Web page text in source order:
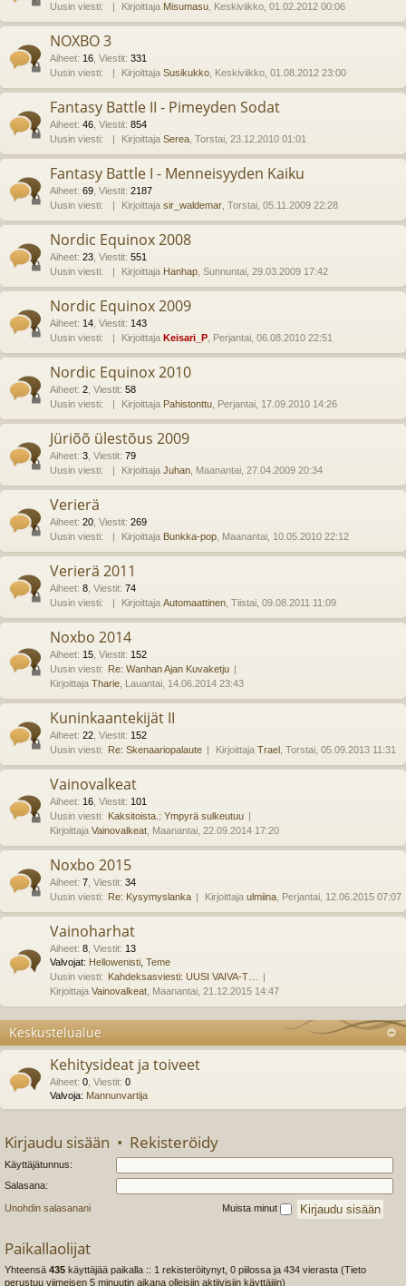
Uusin viesti:
Kirjoittaja Misumasu , Keskiviikko, 01.02.2012 00:06
NOXBO 3
Aiheet: 16 Viestit: 331
Uusin viesti:
Kirjoittaja Susikukko , Keskiviikko, 01.08.2012 23:00
Fantasy Battle II - Pimeyden Sodat
Aiheet: 46 Viestit: 854
Uusin viesti:
Kirjoittaja Serea , Torstai, 23.12.2010 01:01
Fantasy Battle I - Menneisyyden Kaiku
Aiheet: 69 Viestit: 2187
Uusin viesti:
Kirjoittaja sir_waldemar , Torstai, 05.11.2009 22:28
Nordic Equinox 2008
Aiheet: 23 Viestit: 551
Uusin viesti:
Kirjoittaja Hanhap , Sunnuntai, 29.03.2009 17:42
Nordic Equinox 2009
Aiheet: 14 Viestit: 143
Uusin viesti:
Kirjoittaja Keisari_P , Perjantai, 06.08.2010 22:51
Nordic Equinox 2010
Aiheet: 2 Viestit: 58
Uusin viesti:
Kirjoittaja Pahistonttu , Perjantai, 17.09.2010 14:26
Jüriõõ ülestõus 2009
Aiheet: 3 Viestit: 79
Uusin viesti:
Kirjoittaja Juhan , Maanantai, 27.04.2009 20:34
Verierä
Aiheet: 20 Viestit: 269
Uusin viesti:
Kirjoittaja Bunkka-pop , Maanantai, 10.05.2010 22:12
Verierä 2011
Aiheet: 8 Viestit: 74
Uusin viesti:
Kirjoittaja Automaattinen , Tiistai, 09.08.2011 11:09
Noxbo 2014
Aiheet: 15 Viestit: 152
Uusin viesti: Re: Wanhan Ajan Kuvaketju
Kirjoittaja Tharie , Lauantai, 14.06.2014 23:43
Kuninkaantekijät II
Aiheet: 22 Viestit: 152
Uusin viesti: Re: Skenaariopalaute Kirjoittaja Trael , Torstai, 05.09.2013 11:31
Vainovalkeat
Aiheet: 16 Viestit: 101
Uusin viesti: Kaksitoista.: Ympyrä sulkeutuu
Kirjoittaja Vainovalkeat , Maanantai, 22.09.2014 17:20
Noxbo 2015
Aiheet: 7 Viestit: 34
Uusin viesti: Re: Kysymyslanka Kirjoittaja ulmiina , Perjantai, 12.06.2015 07:07
Vainoharhat
Aiheet: 8 Viestit: 13
Valvojat: Hellowenisti Teme
Uusin viesti: Kahdeksasviesti: UUSI VAIVA-T…
Kirjoittaja Vainovalkeat , Maanantai, 21.12.2015 14:47
Keskustelualue
Kehitysideat ja toiveet
Aiheet: 0 Viestit: 0
Valvoja: Mannunvartija
Kirjaudu sisään • Rekisteröidy
Käyttäjätunnus:
Salasana:
Unohdin salasanani Muista minut
Paikallaolijat
Yhteensä 435 käyttäjää paikalla :: 1 rekisteröitynyt, 0 piilossa ja 434 vierasta (Tieto
perustuu viimeisen 5 minuutin aikana olleisiin aktiivisiin käyttäjiin)